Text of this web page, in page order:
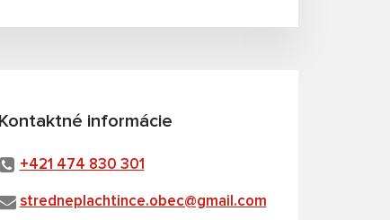
Kontaktné informácie
+421 474 830 301
stredneplachtince.obec@gmail.com